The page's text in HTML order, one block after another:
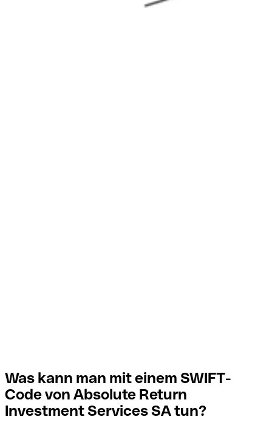
Was kann man mit einem SWIFT-
Code von Absolute Return
Investment Services SA tun?